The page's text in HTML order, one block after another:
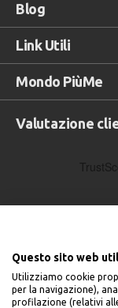
Blog
Link Utili
Mondo PiùMe
Valutazione
Seguici sui
Questo sito web
Utilizziamo cookie
per la navigazione),
profilazione (relativi